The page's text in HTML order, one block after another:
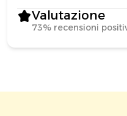
Valutazione
73% recensioni